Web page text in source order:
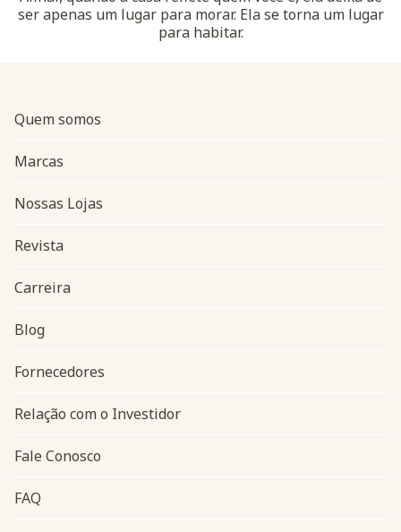
ser apenas um lugar para morar. Ela se torna um lugar
para habitar.
Navegação do rodapé
Quem somos
Marcas
Nossas Lojas
Revista
Carreira
Blog
Fornecedores
Relação com o Investidor
Fale Conosco
FAQ